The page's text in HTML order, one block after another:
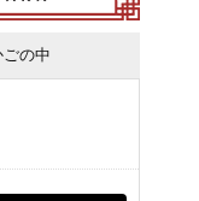
の中